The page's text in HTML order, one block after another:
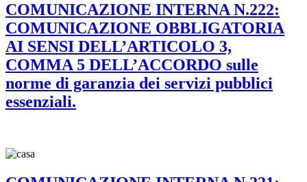
COMUNICAZIONE INTERNA N.222:
COMUNICAZIONE OBBLIGATORIA
AI SENSI DELL’ARTICOLO 3,
COMMA 5 DELL’ACCORDO sulle
norme di garanzia dei servizi pubblici
essenziali.